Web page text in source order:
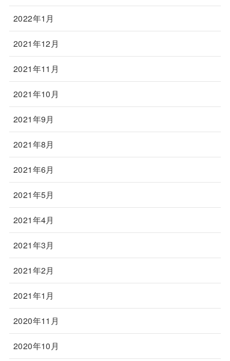
2022年1月
2021年12月
2021年11月
2021年10月
2021年9月
2021年8月
2021年6月
2021年5月
2021年4月
2021年3月
2021年2月
2021年1月
2020年11月
2020年10月